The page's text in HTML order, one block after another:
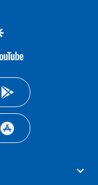
google
youtube-